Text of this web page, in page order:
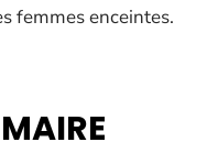
femmes enceintes.